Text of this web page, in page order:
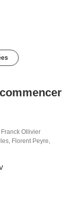
Franck Ollivier
, Florent Peyre,